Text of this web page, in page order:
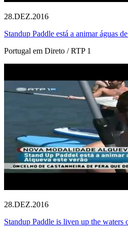
28.DEZ.2016
Standup Paddle está a animar águas
Portugal em Direto / RTP 1
28.DEZ.2016
Standup Paddle is liven up the waters